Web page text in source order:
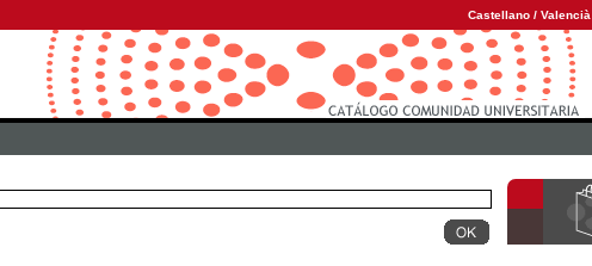
Castellano / Valencià